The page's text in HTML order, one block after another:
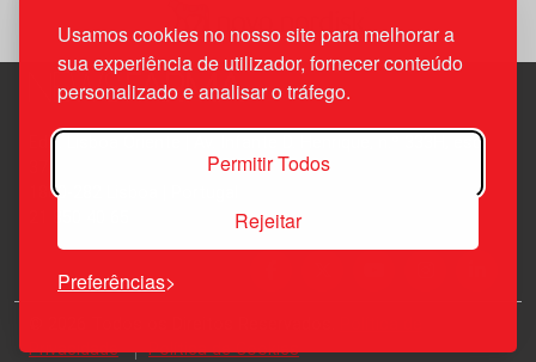
Usamos cookies no nosso site para melhorar a
sua experiência de utilizador, fornecer conteúdo
personalizado e analisar o tráfego.
Permitir Todos
Rejeitar
Preferências
Edif. Lisboa Oriente | Av. Infante D. Henrique, n.º 333H, esc.
1800-282 Lisboa | Portugal
Privacidade
Política de Cookies